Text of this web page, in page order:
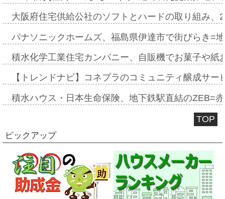
大阪府住宅供給公社のソフトとハードの取り組み
パナソニックホームズ、福島県伊達市で街びらき=
積水化学工業住宅カンパニー、自販機でお菓子や
【トレンドナビ】コネプラのコミュニティ醸成サ
積水ハウス・日本生命保険、地下鉄駅直結のZEB=
TOP
ピックアップ